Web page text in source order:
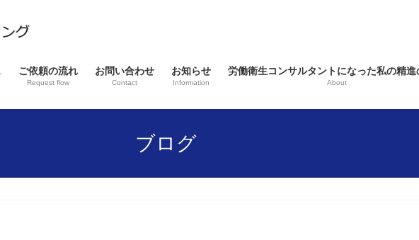
ご依頼の流れ
Request flow
お問い合わせ
Contact
お知らせ
Information
労働衛生コンサルタントになった私の精進
About
ブログ